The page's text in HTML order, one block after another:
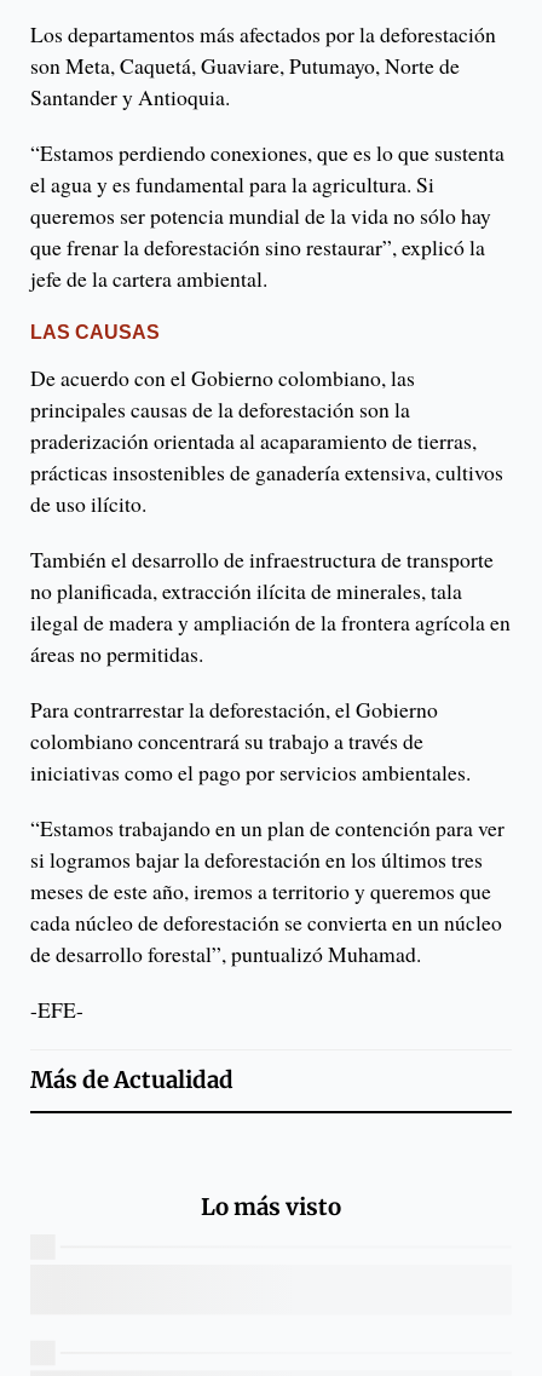
Los departamentos más afectados por la deforestación
son Meta, Caquetá, Guaviare, Putumayo, Norte de
Santander y Antioquia.
“Estamos perdiendo conexiones, que es lo que sustenta
el agua y es fundamental para la agricultura. Si
queremos ser potencia mundial de la vida no sólo hay
que frenar la deforestación sino restaurar”, explicó la
jefe de la cartera ambiental.
LAS CAUSAS
De acuerdo con el Gobierno colombiano, las
principales causas de la deforestación son la
praderización orientada al acaparamiento de tierras,
prácticas insostenibles de ganadería extensiva, cultivos
de uso ilícito.
También el desarrollo de infraestructura de transporte
no planificada, extracción ilícita de minerales, tala
ilegal de madera y ampliación de la frontera agrícola en
áreas no permitidas.
Para contrarrestar la deforestación, el Gobierno
colombiano concentrará su trabajo a través de
iniciativas como el pago por servicios ambientales.
“Estamos trabajando en un plan de contención para ver
si logramos bajar la deforestación en los últimos tres
meses de este año, iremos a territorio y queremos que
cada núcleo de deforestación se convierta en un núcleo
de desarrollo forestal”, puntualizó Muhamad.
-EFE-
Más deActualidad
Lo más visto